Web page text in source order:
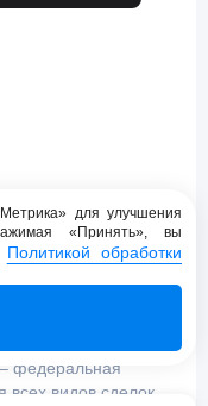
федеральная
всех видов сделок
для улучшения
«Принять», вы
Политикой обработки